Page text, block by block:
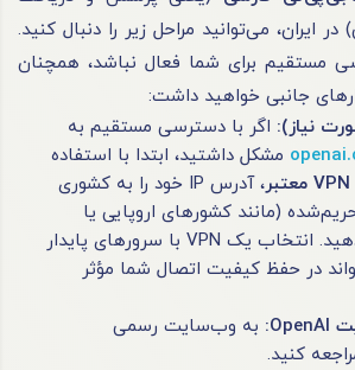
ایران، می‌توانید مراحل زیر را دنبال کنید.
مستقیم برای شما فعال نباشد، همچنان
جانبی خواهید داشت:
نیاز): اگر با دسترسی مستقیم به
مشکل داشتید، ابتدا با استفاده
VPN معتبر
، آدرس IP خود را به کشوری
(مانند کشورهای اروپایی یا
آمریکا) تغییر دهید. انتخاب یک VPN با سرورهای پایدار
در حفظ کیفیت اتصال شما مؤثر
به وب‌سایت رسمی
کنید.